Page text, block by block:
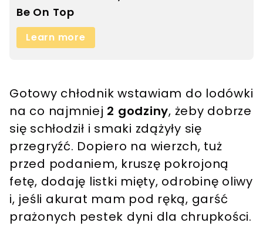
Gotowy chłodnik wstawiam do lodówki
na co najmniej 2 godziny, żeby dobrze
się schłodził i smaki zdążyły się
przegryźć. Dopiero na wierzch, tuż
przed podaniem, kruszę pokrojoną
fetę, dodaję listki mięty, odrobinę oliwy
i, jeśli akurat mam pod ręką, garść
prażonych pestek dyni dla chrupkości.